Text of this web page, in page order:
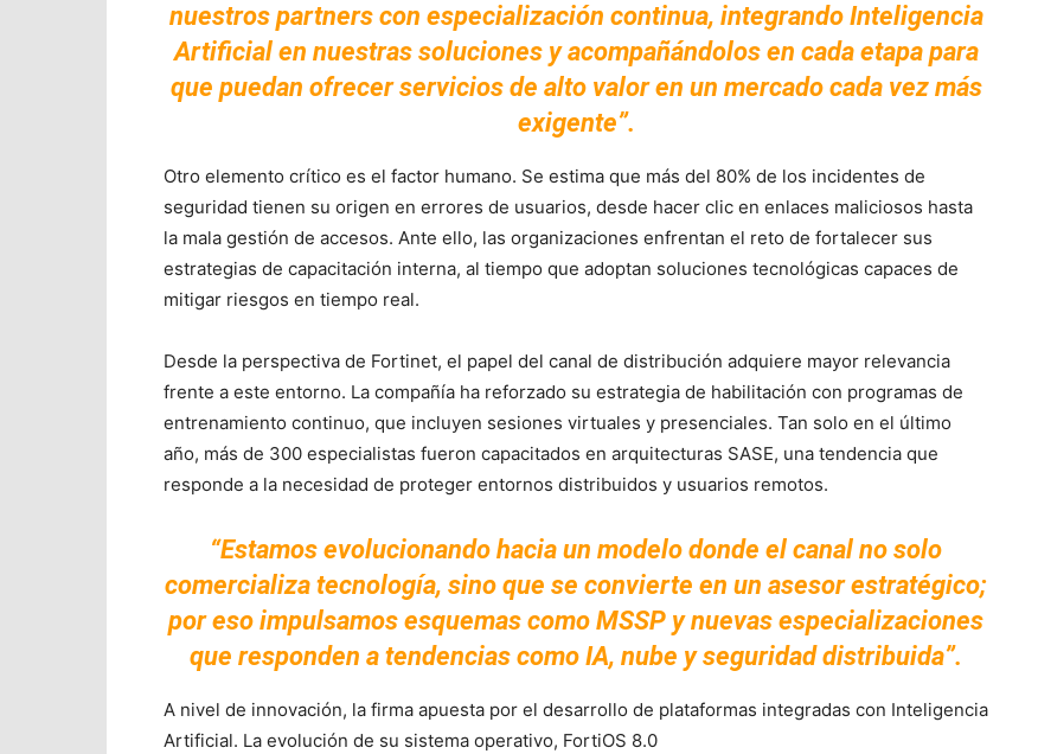
nuestros partners con especialización continua, integrando Inteligencia
Artificial en nuestras soluciones y acompañándolos en cada etapa para
que puedan ofrecer servicios de alto valor en un mercado cada vez más
exigente”.
Otro elemento crítico es el factor humano. Se estima que más del 80% de los incidentes de
seguridad tienen su origen en errores de usuarios, desde hacer clic en enlaces maliciosos hasta
la mala gestión de accesos. Ante ello, las organizaciones enfrentan el reto de fortalecer sus
estrategias de capacitación interna, al tiempo que adoptan soluciones tecnológicas capaces de
mitigar riesgos en tiempo real.
Desde la perspectiva de Fortinet, el papel del canal de distribución adquiere mayor relevancia
frente a este entorno. La compañía ha reforzado su estrategia de habilitación con programas de
entrenamiento continuo, que incluyen sesiones virtuales y presenciales. Tan solo en el último
año, más de 300 especialistas fueron capacitados en arquitecturas SASE, una tendencia que
responde a la necesidad de proteger entornos distribuidos y usuarios remotos.
“Estamos evolucionando hacia un modelo donde el canal no solo
comercializa tecnología, sino que se convierte en un asesor estratégico;
por eso impulsamos esquemas como MSSP y nuevas especializaciones
que responden a tendencias como IA, nube y seguridad distribuida”.
A nivel de innovación, la firma apuesta por el desarrollo de plataformas integradas con Inteligencia
Artificial. La evolución de su sistema operativo, FortiOS 8.0